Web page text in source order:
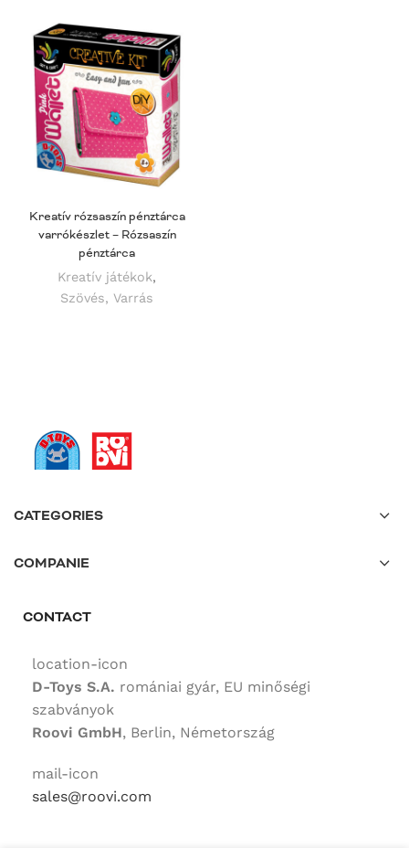
Kreatív rózsaszín pénztárca
varrókészlet – Rózsaszín
pénztárca
Kreatív játékok,
Szövés, Varrás
CATEGORIES
COMPANIE
CONTACT
location-icon
D-Toys S.A. romániai gyár, EU minőségi
szabványok
Roovi GmbH, Berlin, Németország
mail-icon
sales@roovi.com